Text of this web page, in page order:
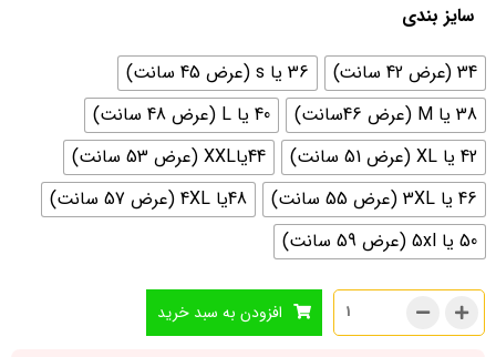
سایز بندی
34 (عرض 42 سانت)
36 یا s (عرض 45 سانت)
38 یا M (عرض 46سانت)
40 یا L (عرض 48 سانت)
42 یا XL (عرض 51 سانت)
44یاXXL (عرض 53 سانت)
46 یا 3XL (عرض 55 سانت)
48یا 4XL (عرض 57 سانت)
50 یا 5xl (عرض 59 سانت)
افزودن به سبد خرید